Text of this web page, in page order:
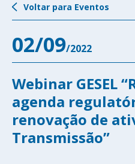
Voltar para Eventos
02/09/2022
Webinar GESEL
agenda
renovação de
Transmissão”